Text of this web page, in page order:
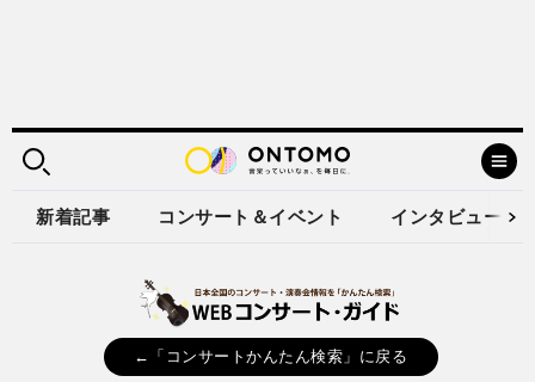
新着記事 コンサート＆イベント インタビュー
←「コンサートかんたん検索」に戻る